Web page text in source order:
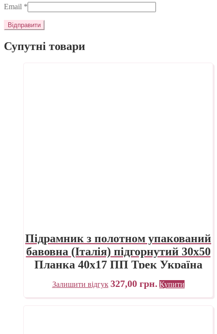
Email *
Супутні товари
Підрамник з полотном упакований
бавовна (Італія) підгорнутий 30х50
Планка 40х17 ПП Трек Україна
Залишити відгук 327,00 грн. Купити